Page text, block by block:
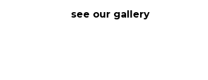
see our gallery